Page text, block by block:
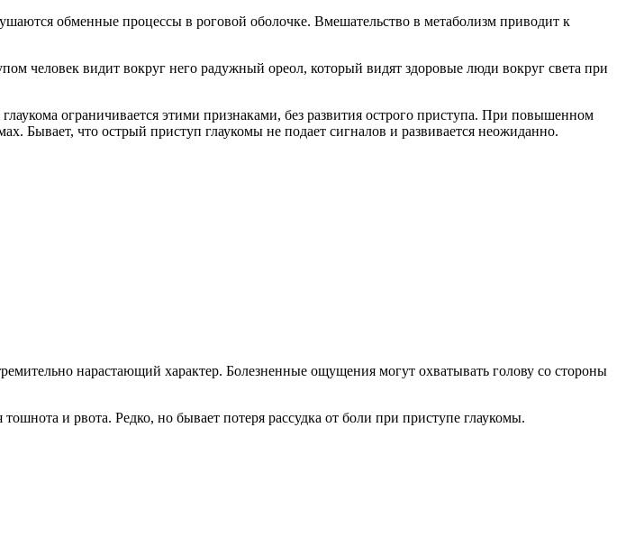
обменные процессы в роговой оболочке. Вмешательство в метаболизм приводит к
человек видит вокруг него радужный ореол, который видят здоровые люди вокруг света при
ограничивается этими признаками, без развития острого приступа. При повышенном
Бывает, что острый приступ глаукомы не подает сигналов и развивается неожиданно.
нарастающий характер. Болезненные ощущения могут охватывать голову со стороны
и рвота. Редко, но бывает потеря рассудка от боли при приступе глаукомы.